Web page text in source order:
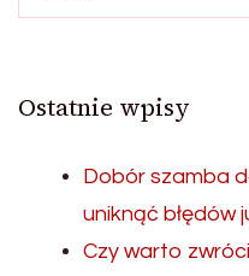
Ostatnie wpisy
Dobór szamba
uniknąć błędów
Czy warto